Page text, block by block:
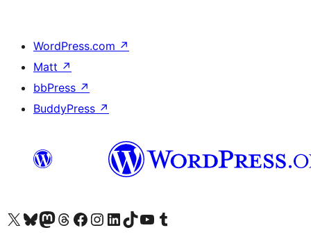
WordPress.com ↗
Matt ↗
bbPress ↗
BuddyPress ↗
Visita nuestra cuenta de X (anteriormente Twitter)
Visita nuestra cuenta de Bluesky
Visita nuestra cuenta de Mastodon
Visita nuestra cuenta de Threads
Visita nuestra página de Facebook
Visita nuestra cuenta de Instagram
Visita nuestra cuenta de LinkedIn
Visita nuestra cuenta de TikTok
Visita nuestro canal de YouTube
Visita nuestra cuenta de Tumblr